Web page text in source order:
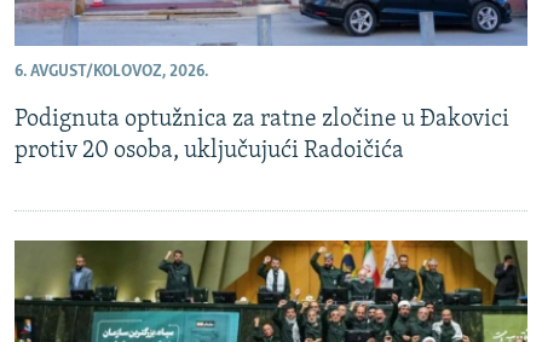
6. AVGUST/KOLOVOZ, 2026.
Podignuta optužnica za ratne zločine u Đakovici
protiv 20 osoba, uključujući Radoičića